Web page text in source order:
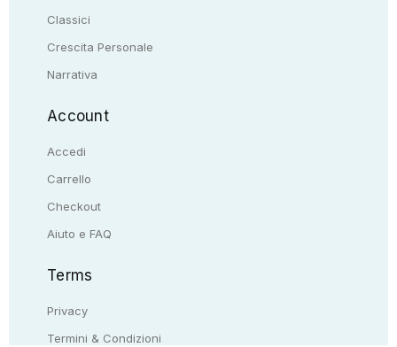
Classici
Crescita Personale
Narrativa
Account
Accedi
Carrello
Checkout
Aiuto e FAQ
Terms
Privacy
Termini & Condizioni